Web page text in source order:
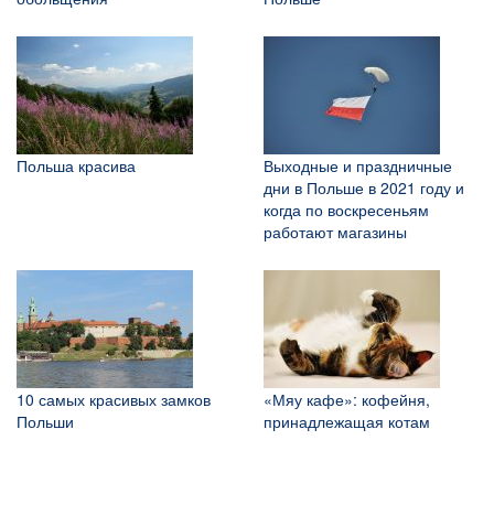
Польша красива
Выходные и праздничные
дни в Польше в 2021 году и
когда по воскресеньям
работают магазины
10 самых красивых замков
Польши
«Мяу кафе»: кофейня,
принадлежащая котам